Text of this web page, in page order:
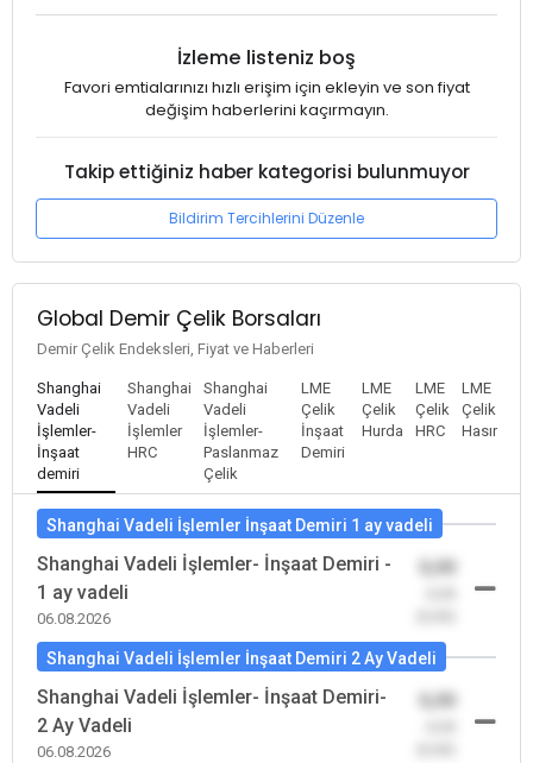
İzleme listeniz boş
Favori emtialarınızı hızlı erişim için ekleyin ve son fiyat
değişim haberlerini kaçırmayın.
Takip ettiğiniz haber kategorisi bulunmuyor
Bildirim Tercihlerini Düzenle
Global Demir Çelik Borsaları
Demir Çelik Endeksleri, Fiyat ve Haberleri
Shanghai
Vadeli
İşlemler-
İnşaat
demiri
Shanghai
Vadeli
İşlemler
HRC
Shanghai
Vadeli
İşlemler-
Paslanmaz
Çelik
LME
Çelik
İnşaat
Demiri
LME
Çelik
Hurda
LME
Çelik
HRC
LME
Çelik
Hasır
Shanghai Vadeli İşlemler İnşaat Demiri 1 ay vadeli
Shanghai Vadeli İşlemler- İnşaat Demiri -
1 ay vadeli
06.08.2026
0,00
Shanghai Vadeli İşlemler İnşaat Demiri 2 Ay Vadeli
Shanghai Vadeli İşlemler- İnşaat Demiri-
2 Ay Vadeli
06.08.2026
0,00